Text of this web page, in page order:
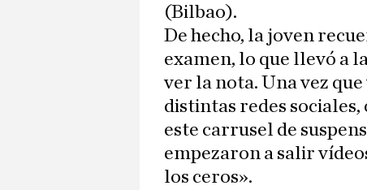
(Bilbao).
De hecho, la joven
examen, lo que llevó a
ver la nota. Una vez
distintas redes sociales,
este carrusel de
empezaron a salir
los ceros».